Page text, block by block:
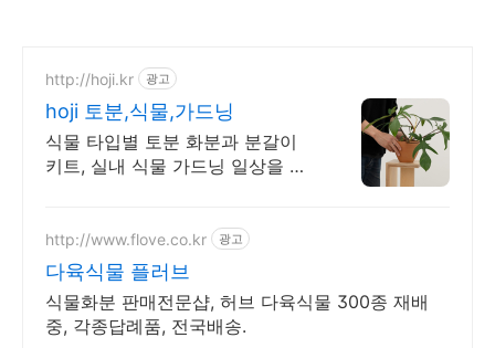
http://hoji.kr 광고
hoji 토분,식물,가드닝
식물 타입별 토분 화분과 분갈이
키트, 실내 식물 가드닝 일상을 시
http://www.flove.co.kr 광고
다육식물 플러브
식물화분 판매전문샵, 허브 다육식물 300종 재배
중, 각종답례품, 전국배송.